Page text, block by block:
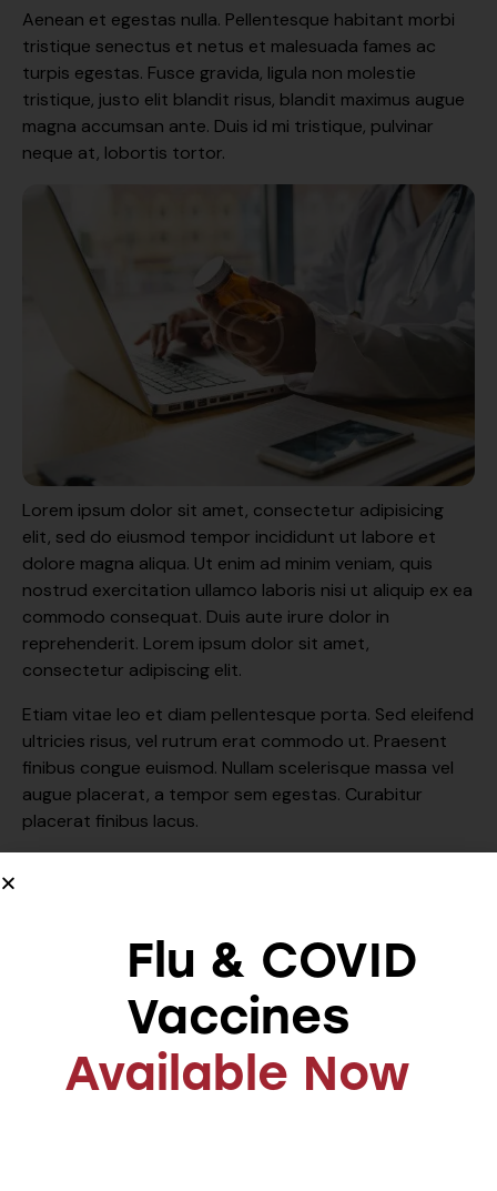
Aenean et egestas nulla. Pellentesque habitant morbi
tristique senectus et netus et malesuada fames ac
turpis egestas. Fusce gravida, ligula non molestie
tristique, justo elit blandit risus, blandit maximus augue
magna accumsan ante. Duis id mi tristique, pulvinar
neque at, lobortis tortor.
Lorem ipsum dolor sit amet, consectetur adipisicing
elit, sed do eiusmod tempor incididunt ut labore et
dolore magna aliqua. Ut enim ad minim veniam, quis
nostrud exercitation ullamco laboris nisi ut aliquip ex ea
commodo consequat. Duis aute irure dolor in
reprehenderit. Lorem ipsum dolor sit amet,
consectetur adipiscing elit.
Etiam vitae leo et diam pellentesque porta. Sed eleifend
ultricies risus, vel rutrum erat commodo ut. Praesent
finibus congue euismod. Nullam scelerisque massa vel
augue placerat, a tempor sem egestas. Curabitur
placerat finibus lacus.
Flu & COVID
Vaccines
Available Now